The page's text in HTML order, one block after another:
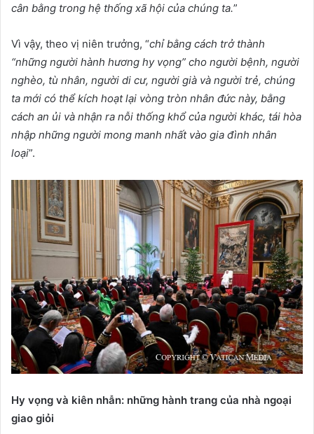
cân bằng trong hệ thống xã hội của chúng ta.”
Vì vậy, theo vị niên trưởng, “chỉ bằng cách trở thành
“những người hành hương hy vọng” cho người bệnh, người
nghèo, tù nhân, người di cư, người già và người trẻ, chúng
ta mới có thể kích hoạt lại vòng tròn nhân đức này, bằng
cách an ủi và nhận ra nỗi thống khổ của người khác, tái hòa
nhập những người mong manh nhất vào gia đình nhân
loại”.
Hy vọng và kiên nhẫn: những hành trang của nhà ngoại
giao giỏi